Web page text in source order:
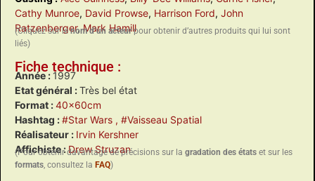
Cathy Munroe, David Prowse, Harrison Ford, John
Ratzenberger,Mark Hamill
(Cliquez sur lenom d’un acteurpour obtenir d’autres produits qui lui sont
liés)
Fiche technique :
Année : 1997
Etat général :Très bel état
Format :40x60cm
Hashtag :#Star Wars , #Vaisseau Spatial
Réalisateur : Irvin Kershner
Affichiste :Drew Struzan
(Pour obtenir davantage de précisions sur la gradation des états et sur les
formats, consultez la FAQ)